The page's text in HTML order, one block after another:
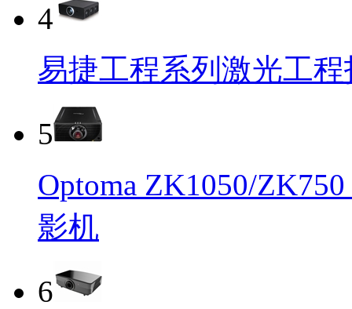
4
易捷工程系列激光工
5
Optoma ZK1050/
影机
6